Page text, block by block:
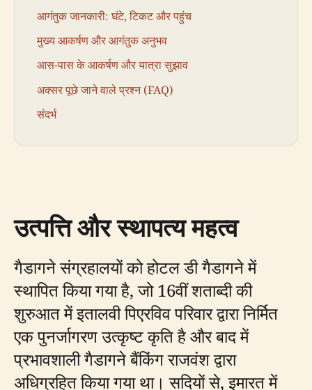
आगंतुक जानकारी: घंटे, टिकट और पहुंच
मुख्य आकर्षण और आगंतुक अनुभव
आस-पास के आकर्षण और यात्रा सुझाव
अक्सर पूछे जाने वाले प्रश्न (FAQ)
संदर्भ
उत्पत्ति और स्थापत्य महत्व
गैडागने संग्रहालयों को होटल डी गैडागने में
स्थापित किया गया है, जो 16वीं शताब्दी की
शुरुआत में इतालवी पिएरविव परिवार द्वारा निर्मित
एक पुनर्जागरण उत्कृष्ट कृति है और बाद में
प्रभावशाली गैडागने बैंकिंग राजवंश द्वारा
अधिग्रहित किया गया था। सदियों से, इमारत में